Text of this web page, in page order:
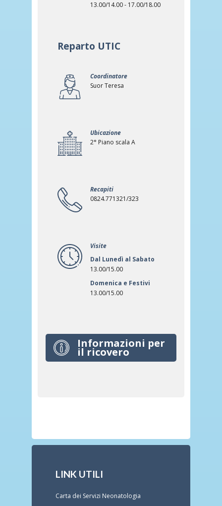
13.00/14.00 - 17.00/18.00
Reparto UTIC
Coordinatore
Suor Teresa
Ubicazione
2° Piano scala A
Recapiti
0824.771321/323
Visite
Dal Lunedì al Sabato
13.00/15.00
Domenica e Festivi
13.00/15.00
Informazioni per
il ricovero
LINK UTILI
Carta dei Servizi Neonatologia